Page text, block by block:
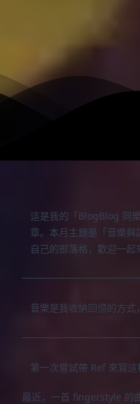
這是我的「BlogBlog 同
章。本月主題是「音樂與
自己的部落格，歡迎一起
音樂是我收納回憶的方
第一次嘗試帶 Ref 來寫
最近，一首 fingerstyle 的